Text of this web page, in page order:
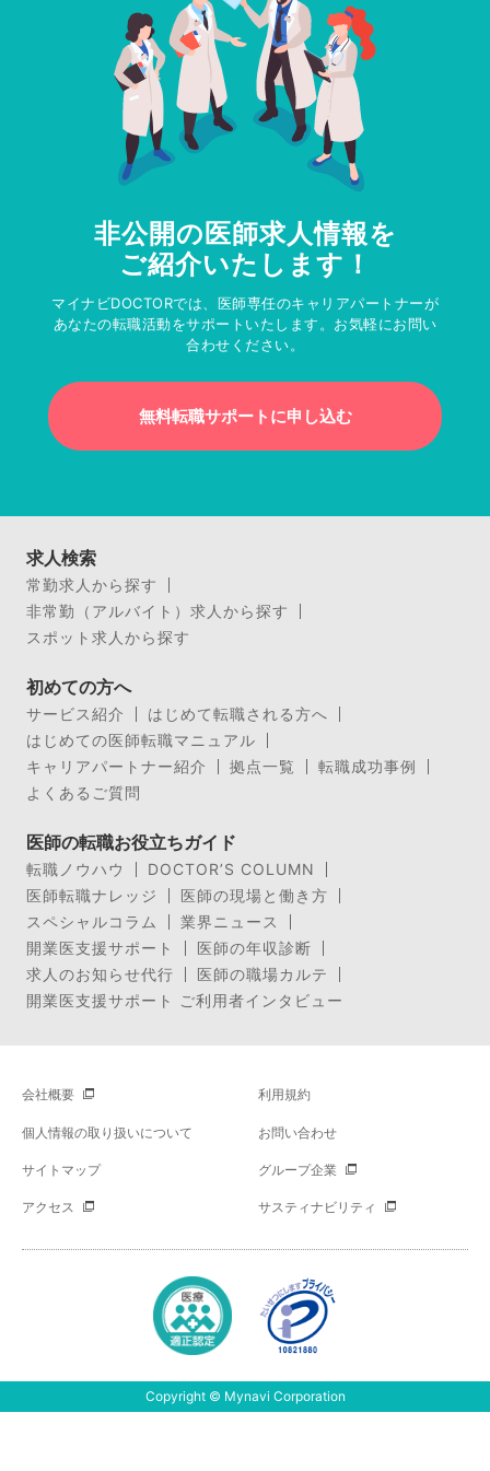
非公開の医師求人情報を
ご紹介いたします！
マイナビDOCTORでは、医師専任のキャリアパートナーが
あなたの転職活動をサポートいたします。お気軽にお問い
合わせください。
無料転職サポートに申し込む
求人検索
常勤求人から探す
非常勤（アルバイト）求人から探す
スポット求人から探す
初めての方へ
サービス紹介
はじめて転職される方へ
はじめての医師転職マニュアル
キャリアパートナー紹介
拠点一覧
転職成功事例
よくあるご質問
医師の転職お役立ちガイド
転職ノウハウ
DOCTOR’S COLUMN
医師転職ナレッジ
医師の現場と働き方
スペシャルコラム
業界ニュース
開業医支援サポート
医師の年収診断
求人のお知らせ代行
医師の職場カルテ
開業医支援サポート ご利用者インタビュー
会社概要 利用規約
個人情報の取り扱いについて お問い合わせ
サイトマップ グループ企業
アクセス サスティナビリティ
Copyright © Mynavi Corporation